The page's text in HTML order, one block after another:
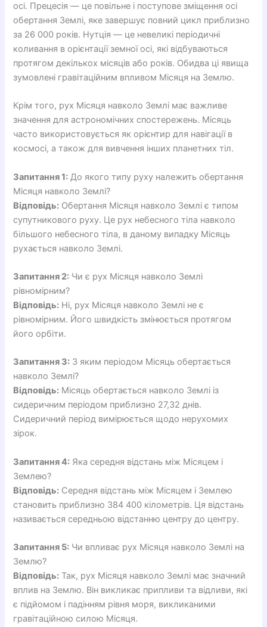
осі. Прецесія — це повільне і поступове зміщення осі
обертання Землі, яке завершує повний цикл приблизно
за 26 000 років. Нутція — це невеликі періодичні
коливання в орієнтації земної осі, які відбуваються
протягом декількох місяців або років. Обидва ці явища
зумовлені гравітаційним впливом Місяця на Землю.
Крім того, рух Місяця навколо Землі має важливе
значення для астрономічних спостережень. Місяць
часто використовується як орієнтир для навігації в
космосі, а також для вивчення інших планетних тіл.
Запитання 1: До якого типу руху належить обертання
Місяця навколо Землі?
Відповідь: Обертання Місяця навколо Землі є типом
супутникового руху. Це рух небесного тіла навколо
більшого небесного тіла, в даному випадку Місяць
рухається навколо Землі.
Запитання 2: Чи є рух Місяця навколо Землі
рівномірним?
Відповідь: Ні, рух Місяця навколо Землі не є
рівномірним. Його швидкість змінюється протягом
його орбіти.
Запитання 3: З яким періодом Місяць обертається
навколо Землі?
Відповідь: Місяць обертається навколо Землі із
сидеричним періодом приблизно 27,32 днів.
Сидеричний період вимірюється щодо нерухомих
зірок.
Запитання 4: Яка середня відстань між Місяцем і
Землею?
Відповідь: Середня відстань між Місяцем і Землею
становить приблизно 384 400 кілометрів. Ця відстань
називається середньою відстанню центру до центру.
Запитання 5: Чи впливає рух Місяця навколо Землі на
Землю?
Відповідь: Так, рух Місяця навколо Землі має значний
вплив на Землю. Він викликає припливи та відливи, які
є підйомом і падінням рівня моря, викликаними
гравітаційною силою Місяця.